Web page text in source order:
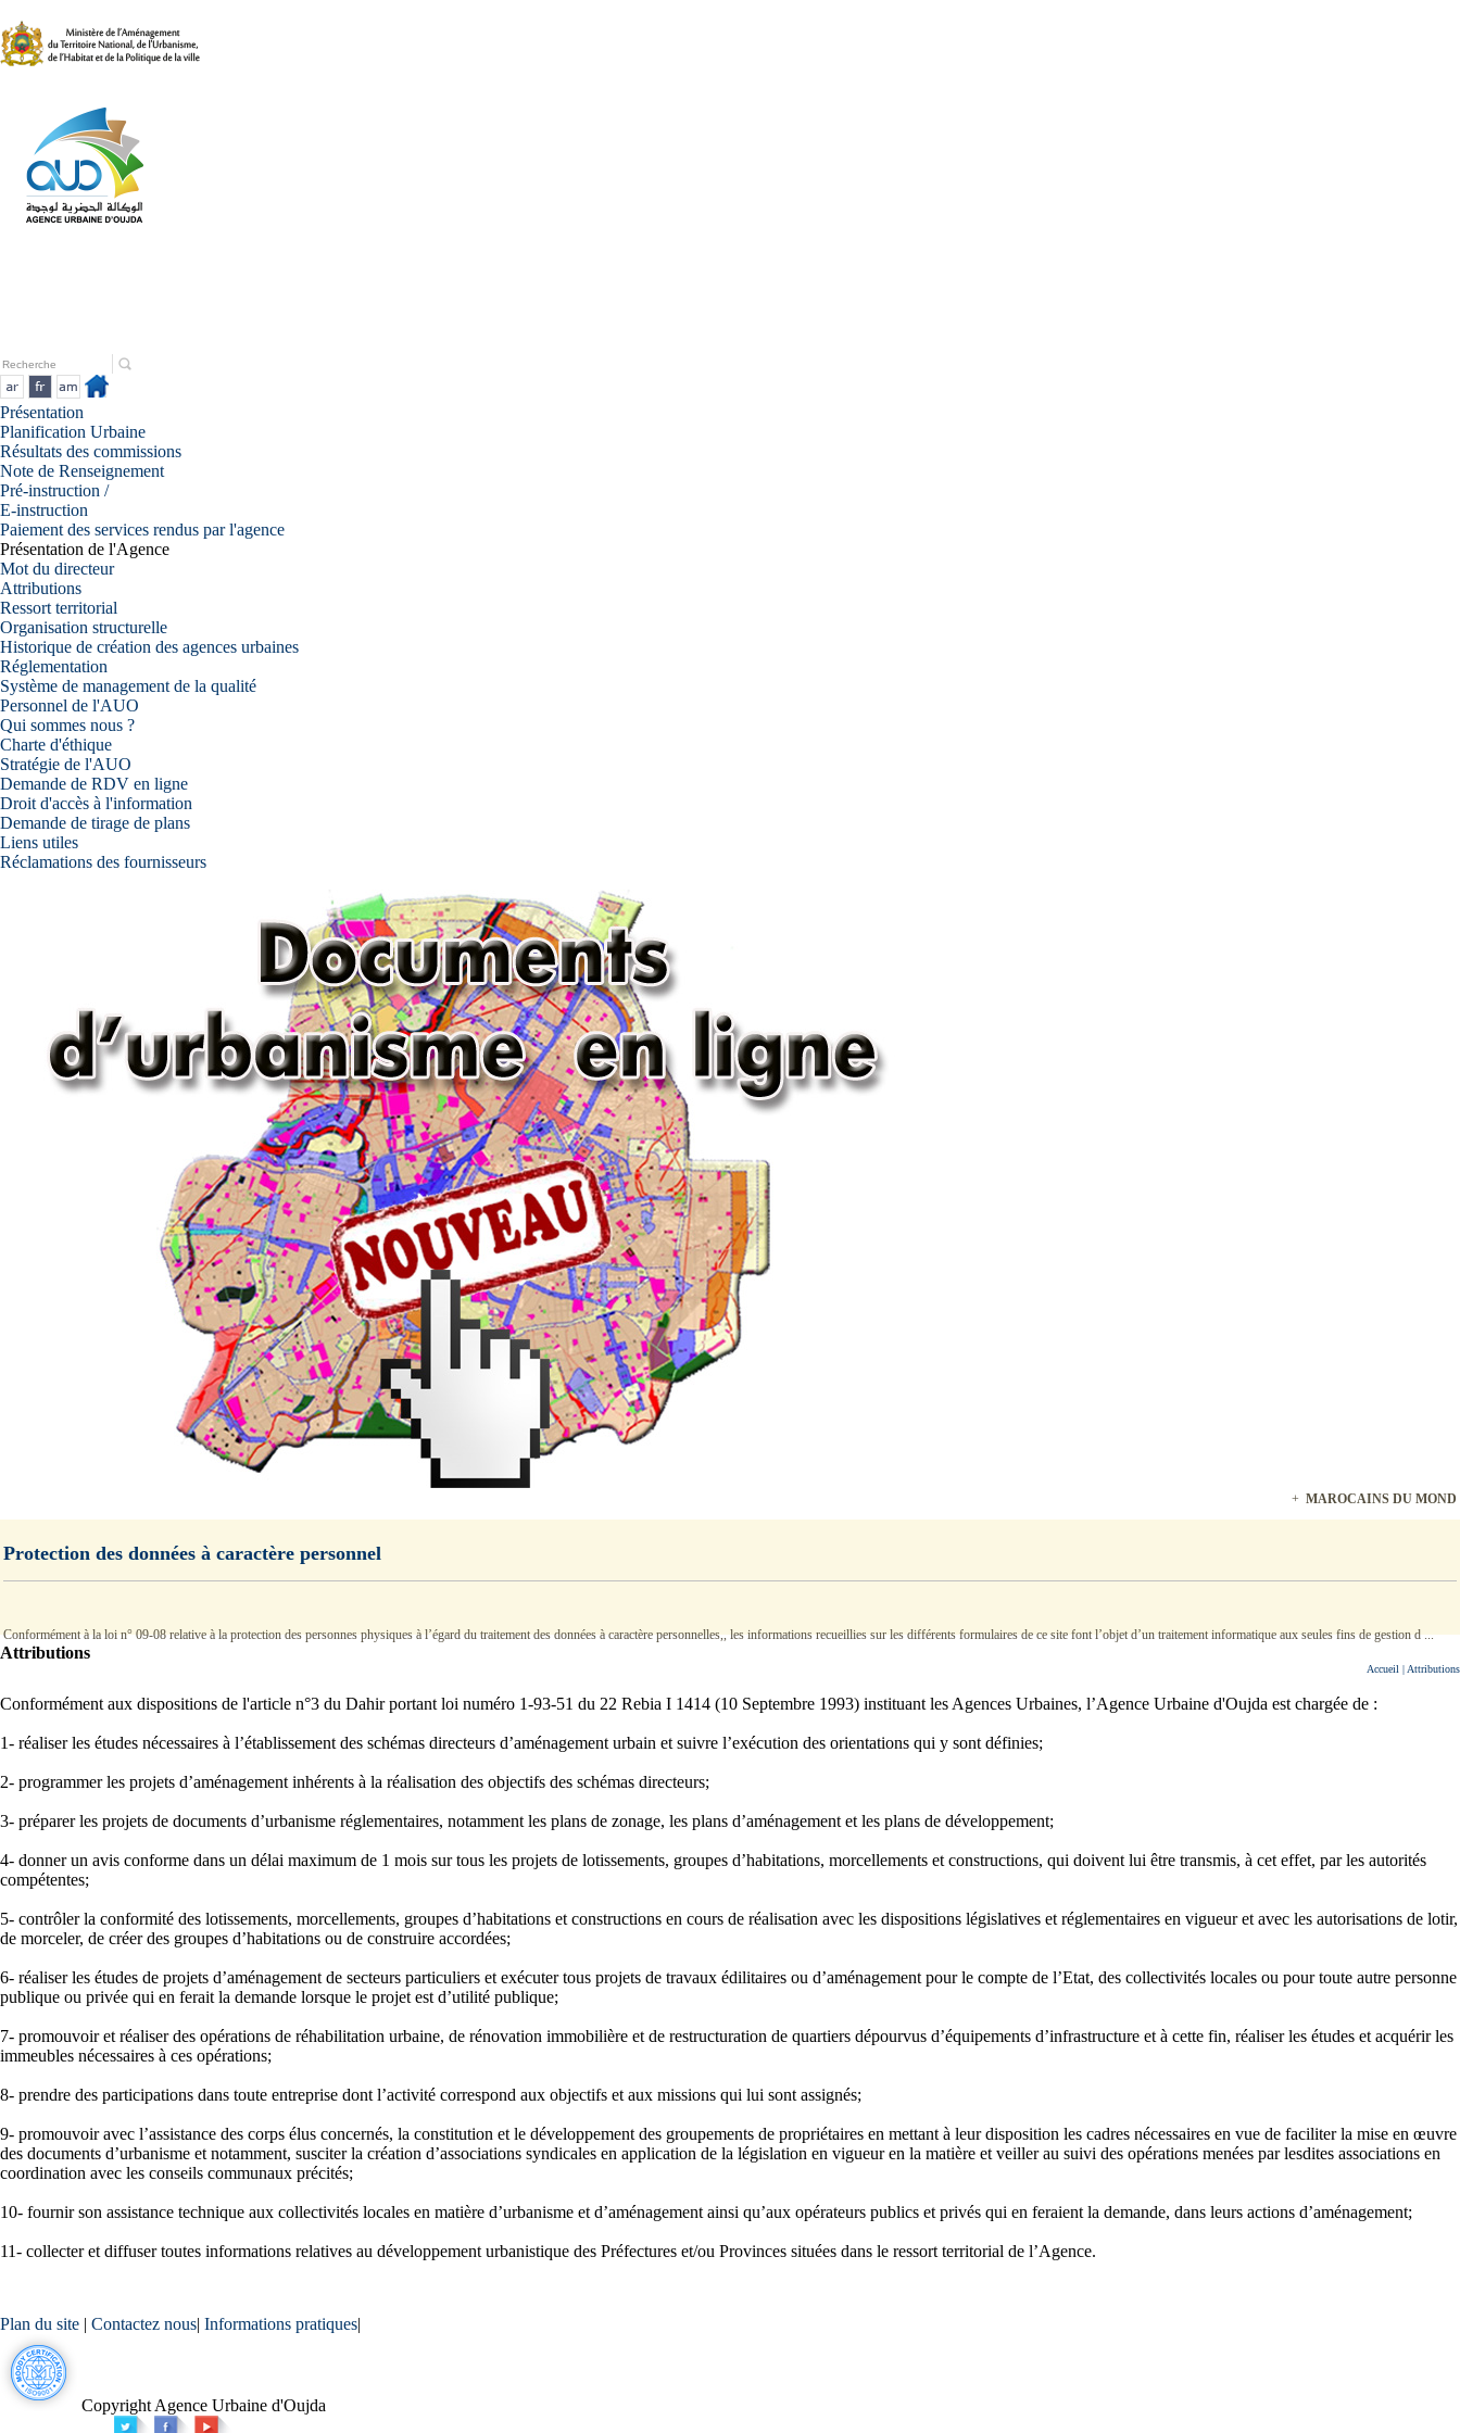
Présentation
Planification Urbaine
Résultats des commissions
Note de Renseignement
Pré-instruction /
E-instruction
Paiement des services rendus par l'agence
Présentation de l'Agence
Mot du directeur
Attributions
Ressort territorial
Organisation structurelle
Historique de création des agences urbaines
Réglementation
Système de management de la qualité
Personnel de l'AUO
Qui sommes nous ?
Charte d'éthique
Stratégie de l'AUO
Demande de RDV en ligne
Droit d'accès à l'information
Demande de tirage de plans
Liens utiles
Réclamations des fournisseurs
MAROCAINS DU MONDE,
Protection des données à caractère personnel
Conformément à la loi n° 09-08 relative à la protection des personnes physiques à l’égard du traitement des données à caractère personnelles,, les informations recueillies sur les différents formulaires de ce site font l’objet d’un traitement informatique aux seules fins de gestion d ...
Attributions
Accueil | Attributions
Conformément aux dispositions de l'article n°3 du Dahir portant loi numéro 1-93-51 du 22 Rebia I 1414 (10 Septembre 1993) instituant les Agences Urbaines, l’Agence Urbaine d'Oujda est chargée de :
1- réaliser les études nécessaires à l’établissement des schémas directeurs d’aménagement urbain et suivre l’exécution des orientations qui y sont définies;
2- programmer les projets d’aménagement inhérents à la réalisation des objectifs des schémas directeurs;
3- préparer les projets de documents d’urbanisme réglementaires, notamment les plans de zonage, les plans d’aménagement et les plans de développement;
4- donner un avis conforme dans un délai maximum de 1 mois sur tous les projets de lotissements, groupes d’habitations, morcellements et constructions, qui doivent lui être transmis, à cet effet, par les autorités
compétentes;
5- contrôler la conformité des lotissements, morcellements, groupes d’habitations et constructions en cours de réalisation avec les dispositions législatives et réglementaires en vigueur et avec les autorisations de lotir,
de morceler, de créer des groupes d’habitations ou de construire accordées;
6- réaliser les études de projets d’aménagement de secteurs particuliers et exécuter tous projets de travaux édilitaires ou d’aménagement pour le compte de l’Etat, des collectivités locales ou pour toute autre personne
publique ou privée qui en ferait la demande lorsque le projet est d’utilité publique;
7- promouvoir et réaliser des opérations de réhabilitation urbaine, de rénovation immobilière et de restructuration de quartiers dépourvus d’équipements d’infrastructure et à cette fin, réaliser les études et acquérir les
immeubles nécessaires à ces opérations;
8- prendre des participations dans toute entreprise dont l’activité correspond aux objectifs et aux missions qui lui sont assignés;
9- promouvoir avec l’assistance des corps élus concernés, la constitution et le développement des groupements de propriétaires en mettant à leur disposition les cadres nécessaires en vue de faciliter la mise en œuvre
des documents d’urbanisme et notamment, susciter la création d’associations syndicales en application de la législation en vigueur en la matière et veiller au suivi des opérations menées par lesdites associations en
coordination avec les conseils communaux précités;
10- fournir son assistance technique aux collectivités locales en matière d’urbanisme et d’aménagement ainsi qu’aux opérateurs publics et privés qui en feraient la demande, dans leurs actions d’aménagement;
11- collecter et diffuser toutes informations relatives au développement urbanistique des Préfectures et/ou Provinces situées dans le ressort territorial de l’Agence.
Plan du site | Contactez nous| Informations pratiques|
Copyright Agence Urbaine d'Oujda